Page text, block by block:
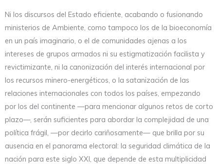
Ni los discursos del Estado eficiente, acabando o fusionando
ministerios de Ambiente, como tampoco los de la bioeconomía
en un país imaginario, o el de comunidades ajenas a los
intereses de grupos armados ni su estigmatización facilista y
revictimizante, ni la canonización del interés internacional por
los recursos minero-energéticos, o la satanización de las
relaciones internacionales con todos los países, empezando
por los del continente —para mencionar algunos retos de corto
plazo—, serán suficientes para abordar la complejidad de una
política frágil, —por decirlo cariñosamente— que brilla por su
ausencia en el panorama electoral: la seguridad climática de la
nación para este siglo XXI, que depende de esta multiplicidad